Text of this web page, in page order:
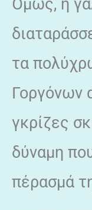
Όμως, η
τα
Γοργόνων
γκρίζες
δύναμη
πέρασμά